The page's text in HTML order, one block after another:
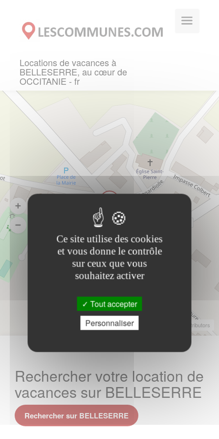
Locations de vacances à
BELLESERRE, au cœur de
OCCITANIE - fr
Leaflet| Contributors
Rechercher votre location de
vacances sur BELLESERRE
Rechercher sur BELLESERRE
Ce site utilise des cookies
et vous donne le contrôle
sur ceux que vous
souhaitez activer
Tout accepter
Personnaliser